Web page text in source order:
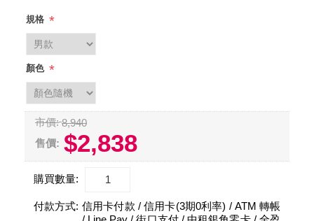
規格 *
顏色 *
市價: 8,940
售價: $2,838
購買數量:
付款方式: 信用卡付款 / 信用卡(3期0利率) / ATM 轉帳